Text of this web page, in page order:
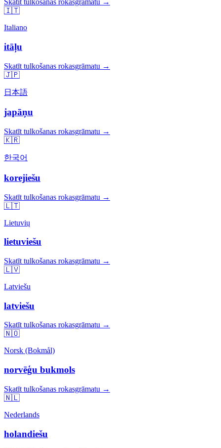
Skatīt tulkošanas rokasgrāmatu →
🇮🇹
Italiano
itāļu
Skatīt tulkošanas rokasgrāmatu →
🇯🇵
日本語
japāņu
Skatīt tulkošanas rokasgrāmatu →
🇰🇷
한국어
korejiešu
Skatīt tulkošanas rokasgrāmatu →
🇱🇹
Lietuvių
lietuviešu
Skatīt tulkošanas rokasgrāmatu →
🇱🇻
Latviešu
latviešu
Skatīt tulkošanas rokasgrāmatu →
🇳🇴
Norsk (Bokmål)
norvēģu bukmols
Skatīt tulkošanas rokasgrāmatu →
🇳🇱
Nederlands
holandiešu